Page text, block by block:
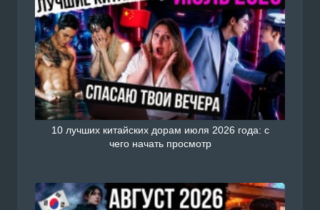
10 лучших китайских дорам июля 2026 года: с
чего начать просмотр